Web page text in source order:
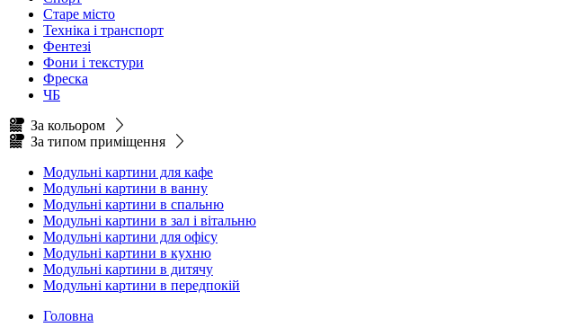
Старе місто
Техніка і транспорт
Фентезі
Фони і текстури
Фреска
ЧБ
За кольором
За типом приміщення
Модульні картини для кафе
Модульні картини в ванну
Модульні картини в спальню
Модульні картини в зал і вітальню
Модульні картини для офісу
Модульні картини в кухню
Модульні картини в дитячу
Модульні картини в передпокій
Головна